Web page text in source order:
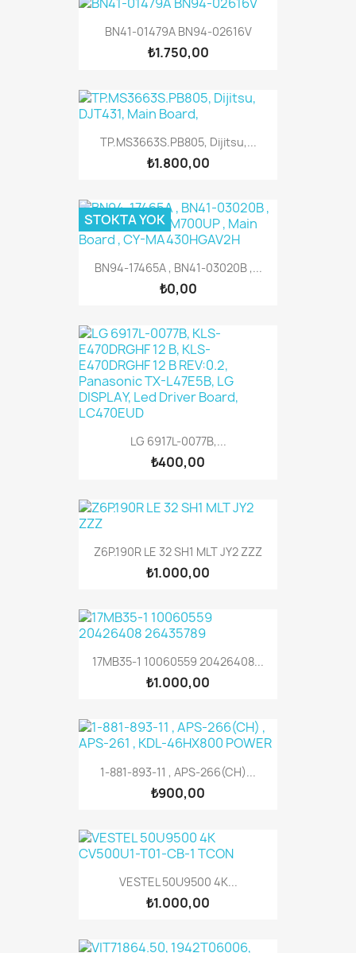
BN41-01479A BN94-02616V
₺1.750,00
TP.MS3663S.PB805, Dijitsu,...
₺1.800,00
BN94-17465A , BN41-03020B ,...
₺0,00
STOKTA YOK
LG 6917L-0077B,...
₺400,00
Z6P.190R LE 32 SH1 MLT JY2 ZZZ
₺1.000,00
17MB35-1 10060559 20426408...
₺1.000,00
1-881-893-11 , APS-266(CH)...
₺900,00
VESTEL 50U9500 4K...
₺1.000,00